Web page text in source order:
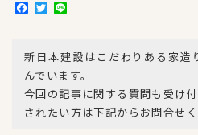
F
a
b
o
o
k
T
w
t
e
r
新日本建設はこだわりある家造
んでいます。
今回の記事に関する質問も受け
されたい方は下記からお問合せく